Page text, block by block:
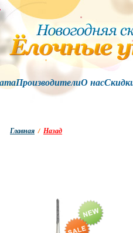
ПроизводителиО нас
Главная / Назад